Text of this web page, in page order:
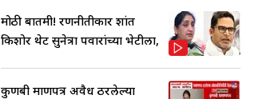
मोठी बातमी! रणनीतीकार प्रशांत
किशोर थेट सुनेत्रा पवारांच्या भेटीला,
कुणबी प्रमाणपत्र अवैध ठरलेल्या